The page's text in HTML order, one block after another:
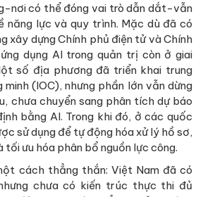
nơi có thể đóng vai trò dẫn dắt-vẫn
năng lực và quy trình. Mặc dù đã có
xây dựng Chính phủ điện tử và Chính
dụng AI trong quản trị còn ở giai
số địa phương đã triển khai trung
(IOC), nhưng phần lớn vẫn dừng
chưa chuyển sang phân tích dự báo
bằng AI. Trong khi đó, ở các quốc
sử dụng để tự động hóa xử lý hồ sơ,
tối ưu hóa phân bổ nguồn lực công.
cách thẳng thắn: Việt Nam đã có
chưa có kiến trúc thực thi đủ